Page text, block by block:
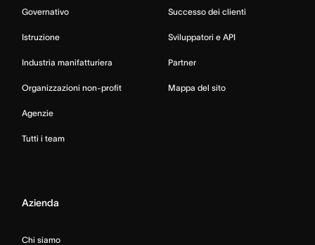
Governativo
Istruzione
Industria manifatturiera
Organizzazioni non-profit
Agenzie
Tutti i team
Successo dei clienti
Sviluppatori e API
Partner
Mappa del sito
Azienda
Chi siamo